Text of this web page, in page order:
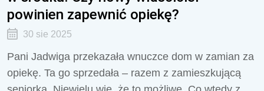
powinien zapewnić opiekę?
30 sie 2025
Pani Jadwiga przekazała wnuczce dom w zamian za
opiekę. Ta go sprzedała – razem z zamieszkującą